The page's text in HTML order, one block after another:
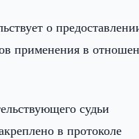
о
применения в
судьи
в протоколе